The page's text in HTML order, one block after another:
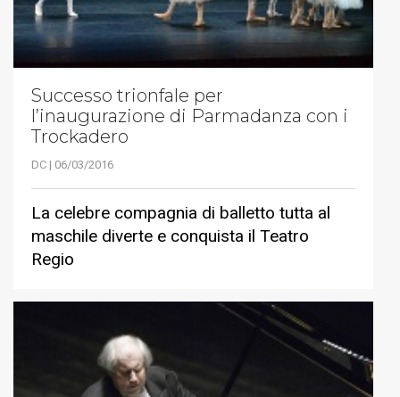
Successo trionfale per
l’inaugurazione di Parmadanza con i
Trockadero
DC | 06/03/2016
La celebre compagnia di balletto tutta al
maschile diverte e conquista il Teatro
Regio